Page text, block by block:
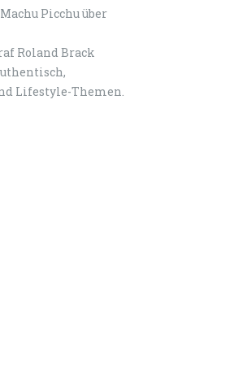
Picchu über
Roland Brack
Lifestyle-Themen.